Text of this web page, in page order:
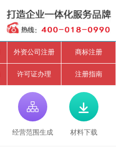
外资公司注册 商标注册
许可证办理 注册指南

经营范围生成

材料下载